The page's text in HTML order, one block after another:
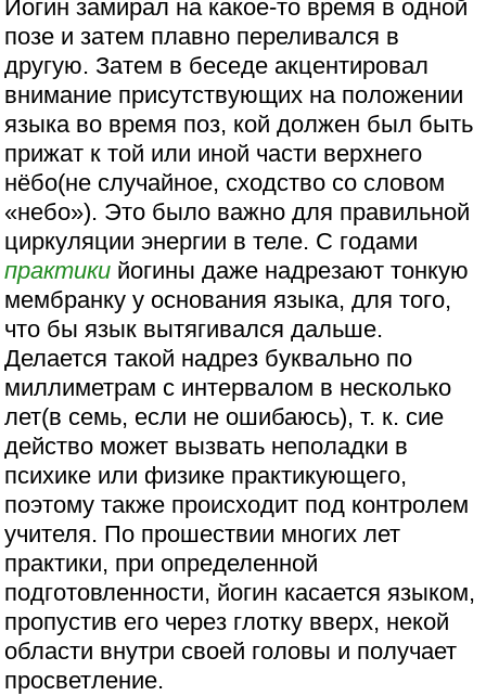
Йогин замирал на какое-то время в одной
позе и затем плавно переливался в
другую. Затем в беседе акцентировал
внимание присутствующих на положении
языка во время поз, кой должен был быть
прижат к той или иной части верхнего
нёбо(не случайное, сходство со словом
«небо»). Это было важно для правильной
циркуляции энергии в теле. С годами
практики йогины даже надрезают тонкую
мембранку у основания языка, для того,
что бы язык вытягивался дальше.
Делается такой надрез буквально по
миллиметрам с интервалом в несколько
лет(в семь, если не ошибаюсь), т. к. сие
действо может вызвать неполадки в
психике или физике практикующего,
поэтому также происходит под контролем
учителя. По прошествии многих лет
практики, при определенной
подготовленности, йогин касается языком,
пропустив его через глотку вверх, некой
области внутри своей головы и получает
просветление.